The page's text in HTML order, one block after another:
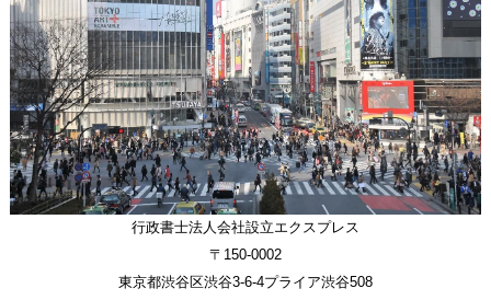
行政書士法人会社設立エクスプレス
〒150-0002
東京都渋谷区渋谷3-6-4プライア渋谷508